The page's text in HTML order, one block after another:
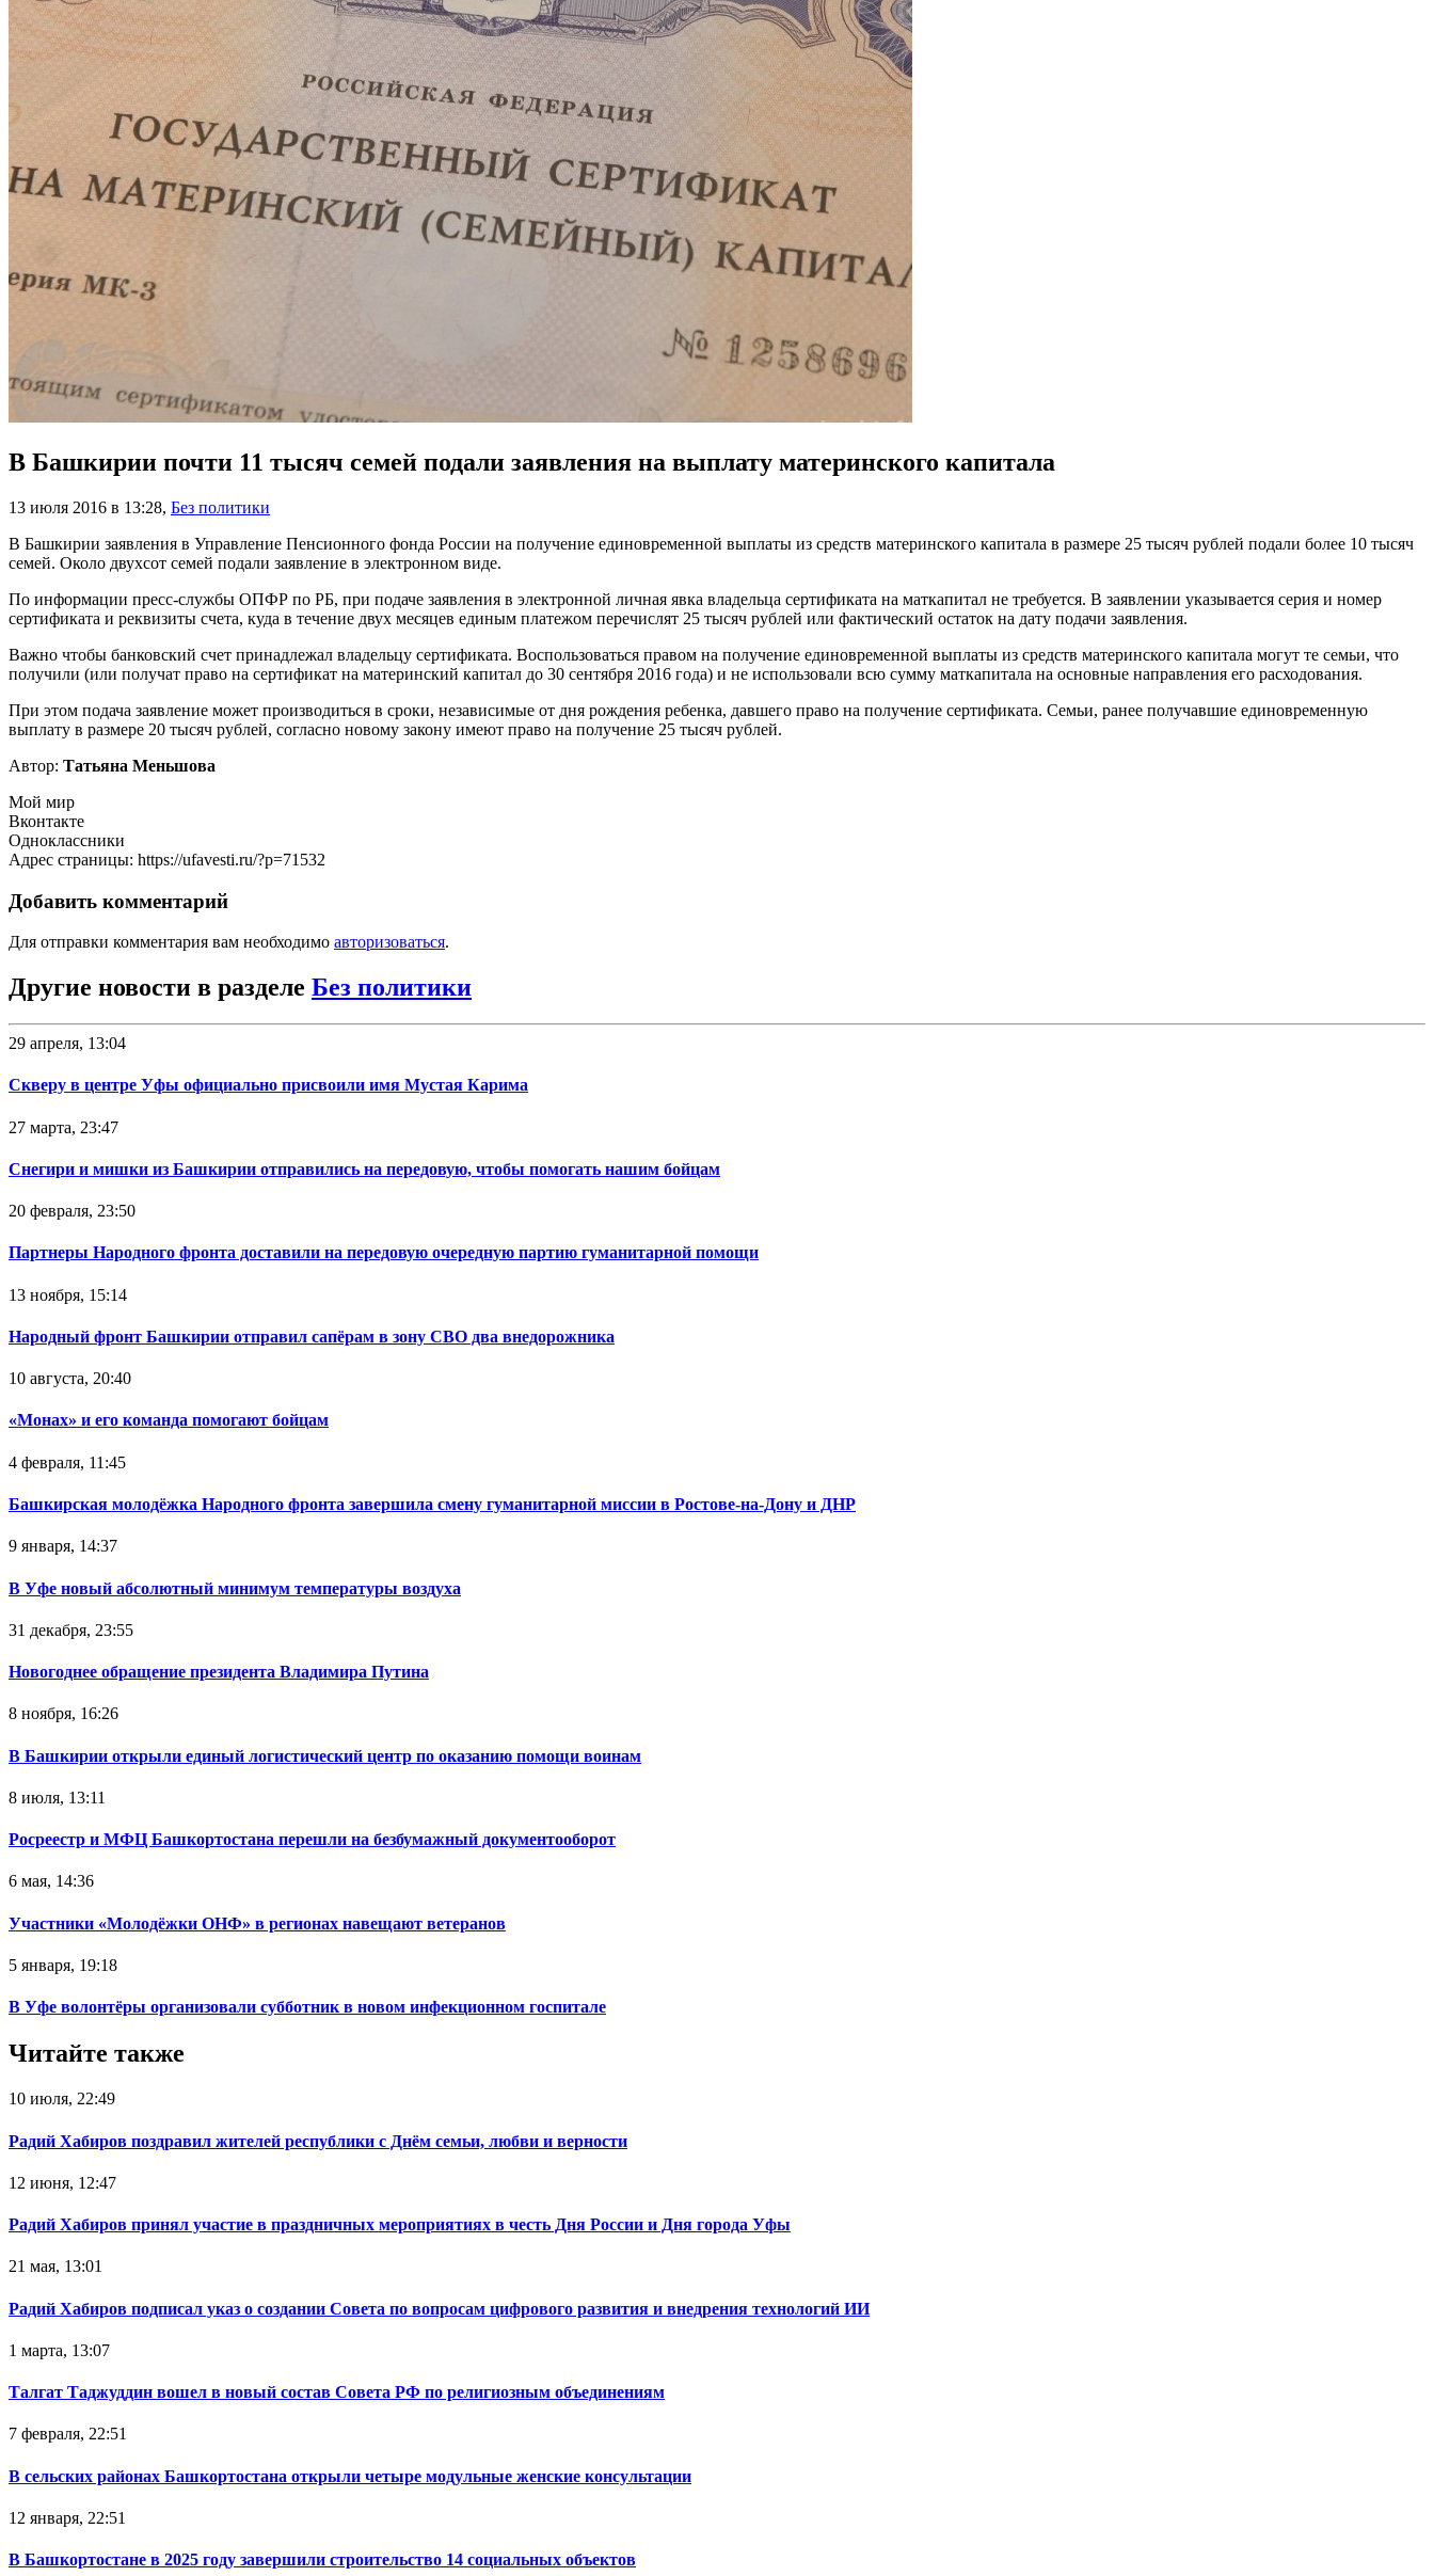
В Башкирии почти 11 тысяч семей подали заявления на выплату материнского капитала
13 июля 2016 в 13:28, Без политики
В Башкирии заявления в Управление Пенсионного фонда России на получение единовременной выплаты из средств материнского капитала в размере 25 тысяч рублей подали более 10 тысяч
семей. Около двухсот семей подали заявление в электронном виде.
По информации пресс-службы ОПФР по РБ, при подаче заявления в электронной личная явка владельца сертификата на маткапитал не требуется. В заявлении указывается серия и номер
сертификата и реквизиты счета, куда в течение двух месяцев единым платежом перечислят 25 тысяч рублей или фактический остаток на дату подачи заявления.
Важно чтобы банковский счет принадлежал владельцу сертификата. Воспользоваться правом на получение единовременной выплаты из средств материнского капитала могут те семьи, что
получили (или получат право на сертификат на материнский капитал до 30 сентября 2016 года) и не использовали всю сумму маткапитала на основные направления его расходования.
При этом подача заявление может производиться в сроки, независимые от дня рождения ребенка, давшего право на получение сертификата. Семьи, ранее получавшие единовременную
выплату в размере 20 тысяч рублей, согласно новому закону имеют право на получение 25 тысяч рублей.
Автор: Татьяна Меньшова
Мой мир
Вконтакте
Одноклассники
Адрес страницы: https://ufavesti.ru/?p=71532
Добавить комментарий
Для отправки комментария вам необходимо авторизоваться.
Другие новости в разделе Без политики
29 апреля, 13:04
Скверу в центре Уфы официально присвоили имя Мустая Карима
27 марта, 23:47
Снегири и мишки из Башкирии отправились на передовую, чтобы помогать нашим бойцам
20 февраля, 23:50
Партнеры Народного фронта доставили на передовую очередную партию гуманитарной помощи
13 ноября, 15:14
Народный фронт Башкирии отправил сапёрам в зону СВО два внедорожника
10 августа, 20:40
«Монах» и его команда помогают бойцам
4 февраля, 11:45
Башкирская молодёжка Народного фронта завершила смену гуманитарной миссии в Ростове-на-Дону и ДНР
9 января, 14:37
В Уфе новый абсолютный минимум температуры воздуха
31 декабря, 23:55
Новогоднее обращение президента Владимира Путина
8 ноября, 16:26
В Башкирии открыли единый логистический центр по оказанию помощи воинам
8 июля, 13:11
Росреестр и МФЦ Башкортостана перешли на безбумажный документооборот
6 мая, 14:36
Участники «Молодёжки ОНФ» в регионах навещают ветеранов
5 января, 19:18
В Уфе волонтёры организовали субботник в новом инфекционном госпитале
Читайте также
10 июля, 22:49
Радий Хабиров поздравил жителей республики с Днём семьи, любви и верности
12 июня, 12:47
Радий Хабиров принял участие в праздничных мероприятиях в честь Дня России и Дня города Уфы
21 мая, 13:01
Радий Хабиров подписал указ о создании Совета по вопросам цифрового развития и внедрения технологий ИИ
1 марта, 13:07
Талгат Таджуддин вошел в новый состав Совета РФ по религиозным объединениям
7 февраля, 22:51
В сельских районах Башкортостана открыли четыре модульные женские консультации
12 января, 22:51
В Башкортостане в 2025 году завершили строительство 14 социальных объектов